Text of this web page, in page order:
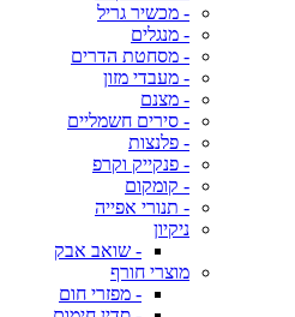
- מכשיר גריל
- מנגלים
- מסחטת הדרים
- מעבדי מזון
- מצנם
- סירים חשמליים
- פלנצות
- פנקייק וקרפ
- קומקום
- תנורי אפייה
ניקיון
- שואב אבק
מוצרי חורף
- מפזרי חום